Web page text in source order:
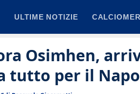
ULTIME NOTIZIE
Osimhen,
tutto per il